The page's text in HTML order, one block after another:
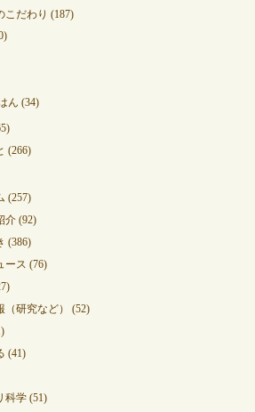
こだわり (187)
ん (34)
(266)
(257)
介(92)
(386)
ース (76)
研究など）
(52)
(41)
科学(51)